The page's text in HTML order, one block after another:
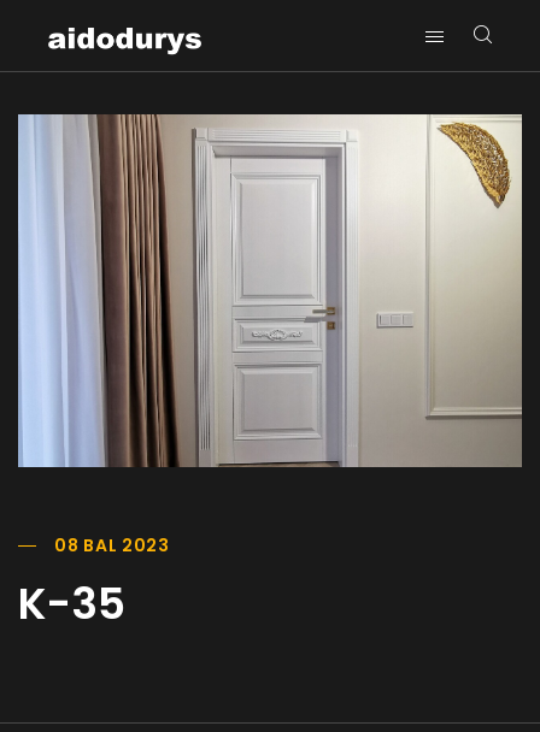
08 BAL 2023
K-35